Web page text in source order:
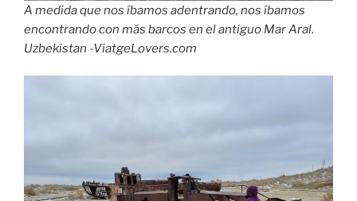
A medida que nos íbamos adentrando, nos íbamos
encontrando con más barcos en el antiguo Mar Aral.
Uzbekistan -ViatgeLovers.com